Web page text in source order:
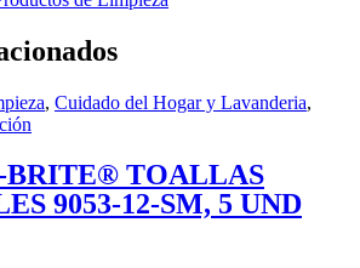
, Cuidado del Hogar y Lavanderia,
BRITE® TOALLAS
9053-12-SM, 5 UND